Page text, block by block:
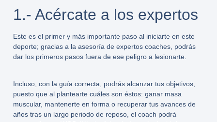
1.- Acércate a los expertos
Este es el primer y más importante paso al iniciarte en este
deporte; gracias a la asesoría de expertos coaches, podrás
dar los primeros pasos fuera de ese peligro a lesionarte.
Incluso, con la guía correcta, podrás alcanzar tus objetivos,
puesto que al plantearte cuáles son éstos: ganar masa
muscular, mantenerte en forma o recuperar tus avances de
años tras un largo periodo de reposo, el coach podrá